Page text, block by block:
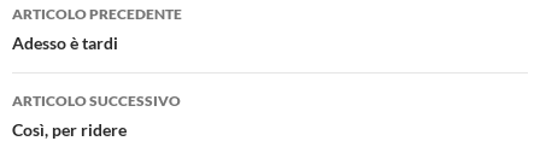
articolo
ARTICOLO PRECEDENTE
Adesso è tardi
ARTICOLO SUCCESSIVO
Così, per ridere